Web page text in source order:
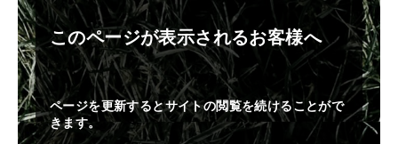
このページが表示されるお客様へ
ページを更新するとサイトの閲覧を続けることがで
きます。